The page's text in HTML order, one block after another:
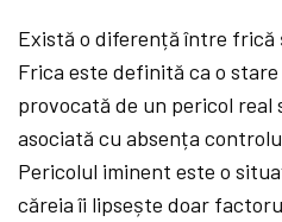
Există o diferență între frică
Frica este definită ca o
provocată de un pericol real
asociată cu absența
Pericolul iminent este o
căreia îi lipsește doar